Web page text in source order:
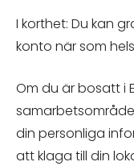
I korthet: Du kan
konto när som
Om du är bosatt i
din personliga
att klaga till din